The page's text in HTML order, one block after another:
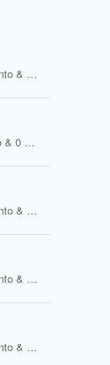
2 Cupones descuento & 2 Ofertas
1 Cupón descuento & 0 Ofertas
5 Cupones descuento & 1 Oferta
2 Cupones descuento & 1 Oferta
4 Cupones descuento & 2 Ofertas